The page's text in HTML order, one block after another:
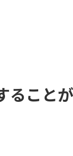
ること